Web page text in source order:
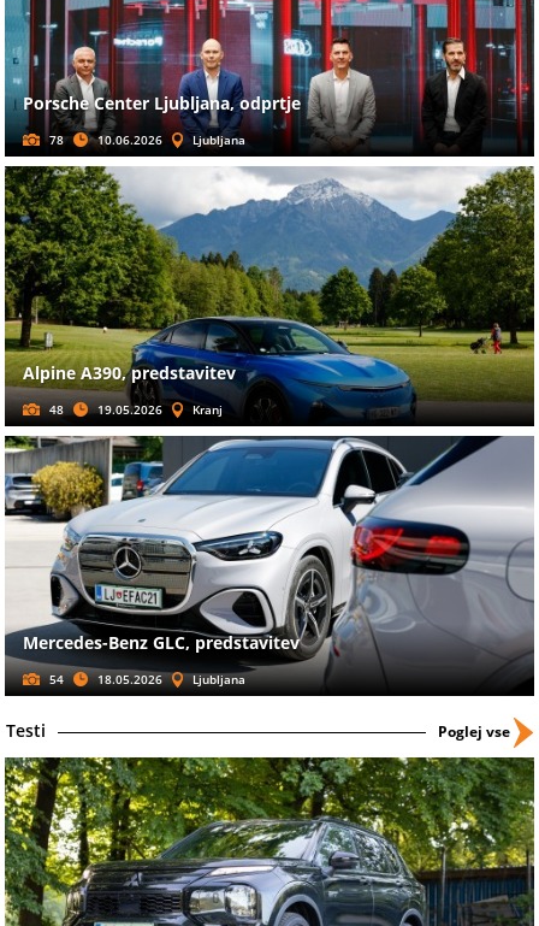
Porsche Center Ljubljana, odprtje
78 10.06.2026 Ljubljana
Alpine A390, predstavitev
48 19.05.2026 Kranj
Mercedes-Benz GLC, predstavitev
54 18.05.2026 Ljubljana
Testi Poglej vse